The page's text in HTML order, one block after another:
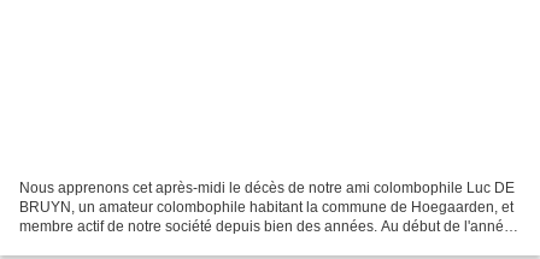
Nous apprenons cet après-midi le décès de notre ami colombophile Luc DE
BRUYN, un amateur colombophile habitant la commune de Hoegaarden, et
membre actif de notre société depuis bien des années. Au début de l'année